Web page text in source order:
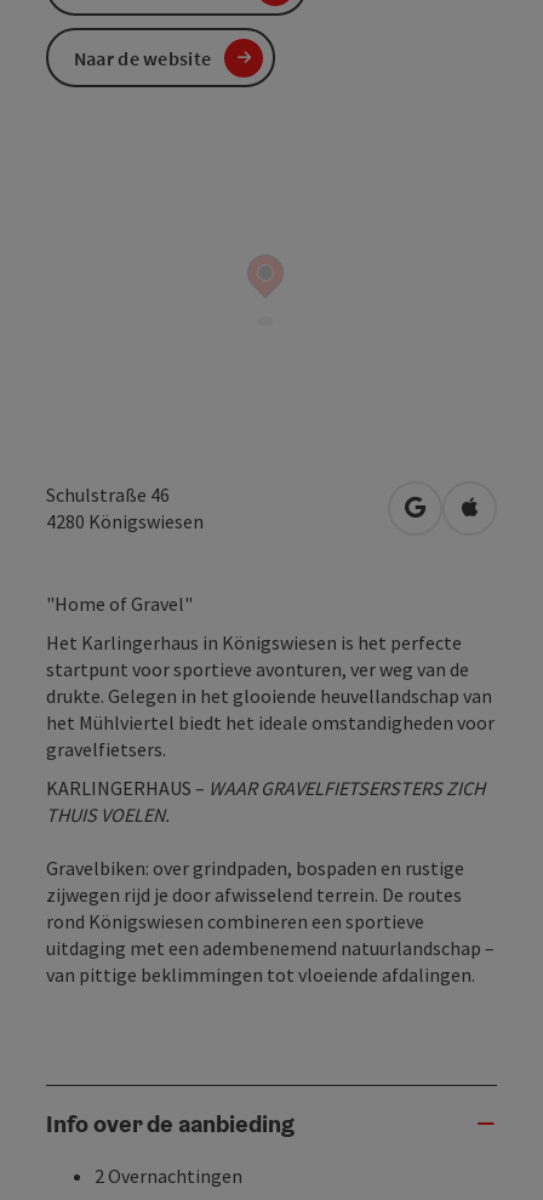
Schulstraße 46
4280 Königswiesen Openen in
"Home of Gravel"
Het Karlingerhaus in Königswiesen is het perfecte
startpunt voor sportieve avonturen, ver weg van de
drukte. Gelegen in het glooiende heuvellandschap van
het Mühlviertel biedt het ideale omstandigheden voor
gravelfietsers.
KARLINGERHAUS – WAAR GRAVELFIETSERSTERS ZICH
THUIS VOELEN.
Gravelbiken: over grindpaden, bospaden en rustige
zijwegen rijd je door afwisselend terrein. De routes
rond Königswiesen combineren een sportieve
uitdaging met een adembenemend natuurlandschap –
van pittige beklimmingen tot vloeiende afdalingen.
Info over de aanbieding
2 Overnachtingen
Naar de website